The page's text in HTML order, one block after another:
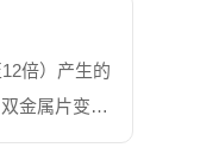
倍）产生的
金属片变形
与设定值比